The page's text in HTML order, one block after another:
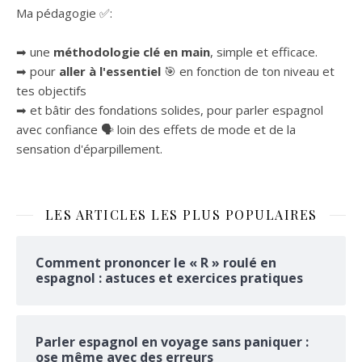
Ma pédagogie ✅:
➡ une méthodologie clé en main, simple et efficace.
➡ pour aller à l'essentiel 🎯 en fonction de ton niveau et
tes objectifs
➡ et bâtir des fondations solides, pour parler espagnol
avec confiance 🗣 loin des effets de mode et de la
sensation d'éparpillement.
LES ARTICLES LES PLUS POPULAIRES
Comment prononcer le « R » roulé en
espagnol : astuces et exercices pratiques
Parler espagnol en voyage sans paniquer :
ose même avec des erreurs